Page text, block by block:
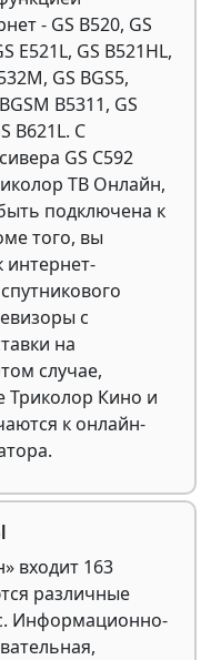
- GS B520, GS
E521L, GS B521HL,
GS BGS5,
B5311, GS
B621L. С
GS C592
ТВ Онлайн,
подключена к
того, вы
интернет-
с
на
случае,
Триколор Кино и
к онлайн-
входит 163
различные
Информационно-